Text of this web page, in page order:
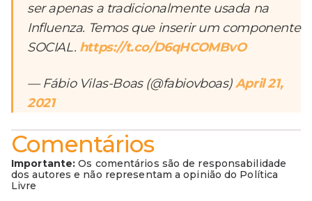
ser apenas a tradicionalmente usada na
Influenza. Temos que inserir um componente
SOCIAL. https://t.co/D6qHCOMBvO
— Fábio Vilas-Boas (@fabiovboas)April 21,
2021
Comentários
Importante: Os comentários são de responsabilidade
dos autores e não representam a opinião do Política
Livre